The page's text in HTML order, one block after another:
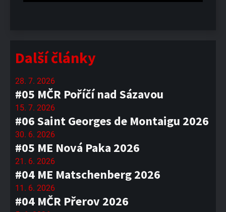
Další články
28. 7. 2026
#05 MČR Poříčí nad Sázavou
15. 7. 2026
#06 Saint Georges de Montaigu 2026
30. 6. 2026
#05 ME Nová Paka 2026
21. 6. 2026
#04 ME Matschenberg 2026
11. 6. 2026
#04 MČR Přerov 2026